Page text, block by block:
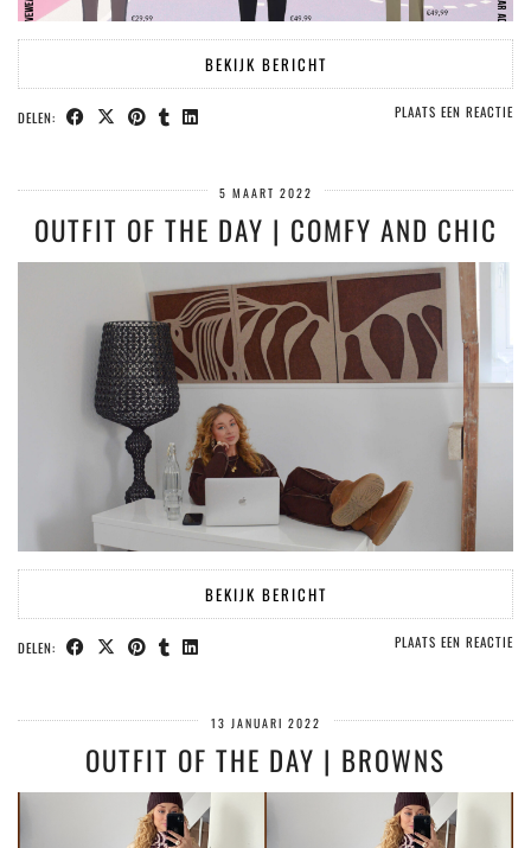
BEKIJK BERICHT
DELEN: PLAATS EEN REACTIE
5 MAART 2022
OUTFIT OF THE DAY | COMFY AND CHIC
BEKIJK BERICHT
DELEN: PLAATS EEN REACTIE
13 JANUARI 2022
OUTFIT OF THE DAY | BROWNS